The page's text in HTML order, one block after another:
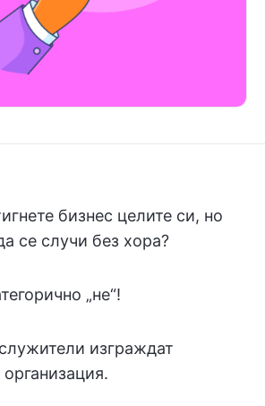
бизнес целите си, но
се случи без хора?
„не“!
изграждат